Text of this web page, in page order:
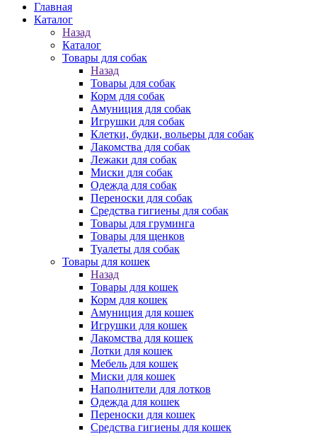
Главная
Каталог
Назад
Каталог
Товары для собак
Назад
Товары для собак
Корм для собак
Амуниция для собак
Игрушки для собак
Клетки, будки, вольеры для собак
Лакомства для собак
Лежаки для собак
Миски для собак
Одежда для собак
Переноски для собак
Средства гигиены для собак
Товары для груминга
Товары для щенков
Туалеты для собак
Товары для кошек
Назад
Товары для кошек
Корм для кошек
Амуниция для кошек
Игрушки для кошек
Лакомства для кошек
Лотки для кошек
Мебель для кошек
Миски для кошек
Наполнители для лотков
Одежда для кошек
Переноски для кошек
Средства гигиены для кошек